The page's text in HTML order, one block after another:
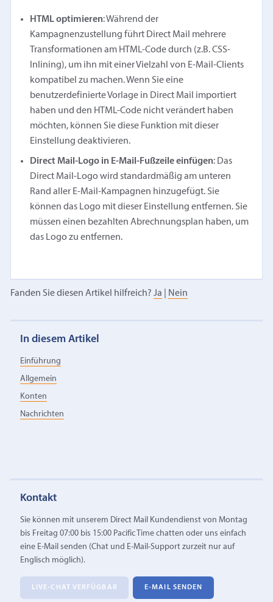
HTML optimieren: Während der
Kampagnenzustellung führt Direct Mail mehrere
Transformationen am HTML-Code durch (z.B. CSS-
Inlining), um ihn mit einer Vielzahl von E-Mail-Clients
kompatibel zu machen. Wenn Sie eine
benutzerdefinierte Vorlage in Direct Mail importiert
haben und den HTML-Code nicht verändert haben
möchten, können Sie diese Funktion mit dieser
Einstellung deaktivieren.
Direct Mail-Logo in E-Mail-Fußzeile einfügen: Das
Direct Mail-Logo wird standardmäßig am unteren
Rand aller E-Mail-Kampagnen hinzugefügt. Sie
können das Logo mit dieser Einstellung entfernen. Sie
müssen einen bezahlten Abrechnungsplan haben, um
das Logo zu entfernen.
Fanden Sie diesen Artikel hilfreich? Ja Nein
In diesem Artikel
Einführung
Allgemein
Konten
Nachrichten
Kontakt
Sie können mit unserem Direct Mail Kundendienst von Montag
bis Freitag 07:00 bis 15:00 Pacific Time chatten oder uns einfach
eine E‑Mail senden (Chat und E-Mail-Support zurzeit nur auf
Englisch möglich).
LIVE-CHAT VERFÜGBAR E‑MAIL SENDEN